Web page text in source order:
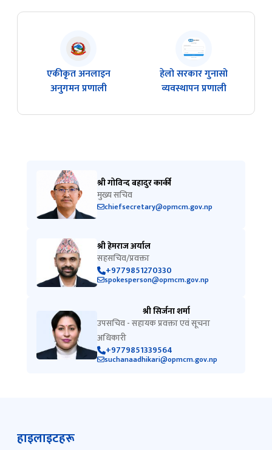
एकीकृत अनलाइन
अनुगमन प्रणाली
हेलो सरकार गुनासो
व्यवस्थापन प्रणाली
श्री गोविन्द बहादुर कार्की
मुख्य सचिव
chiefsecretary@opmcm.gov.np
श्री हेमराज अर्याल
सहसचिव/प्रवक्ता
+9779851270330
spokesperson@opmcm.gov.np
श्री सिर्जना शर्मा
उपसचिव - सहायक प्रवक्ता एवं सूचना
अधिकारी
+9779851339564
suchanaadhikari@opmcm.gov.np
हाइलाइटहरू